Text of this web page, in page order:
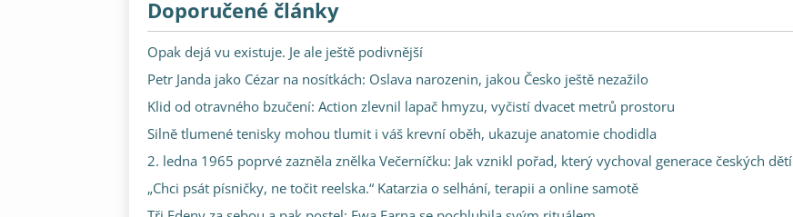
Doporučené články
Opak dejá vu existuje. Je ale ještě podivnější
Petr Janda jako Cézar na nosítkách: Oslava narozenin, jakou Česko ještě nezažilo
Klid od otravného bzučení: Action zlevnil lapač hmyzu, vyčistí dvacet metrů prostoru
Silně tlumené tenisky mohou tlumit i váš krevní oběh, ukazuje anatomie chodidla
2. ledna 1965 poprvé zazněla znělka Večerníčku: Jak vznikl pořad, který vychoval generace českých dětí
„Chci psát písničky, ne točit reelska.“ Katarzia o selhání, terapii a online samotě